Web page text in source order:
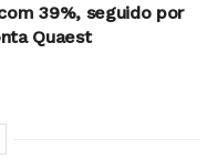
39%, seguido por
Quaest